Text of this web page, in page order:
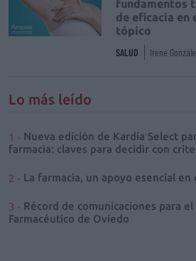
fundamentos
de eficacia
tópico
SALUD Irene
Lo más leído
Nueva edición de Kardia Select
farmacia: claves para decidir con
La farmacia, un apoyo esencial
Récord de comunicaciones para
Farmacéutico de Oviedo